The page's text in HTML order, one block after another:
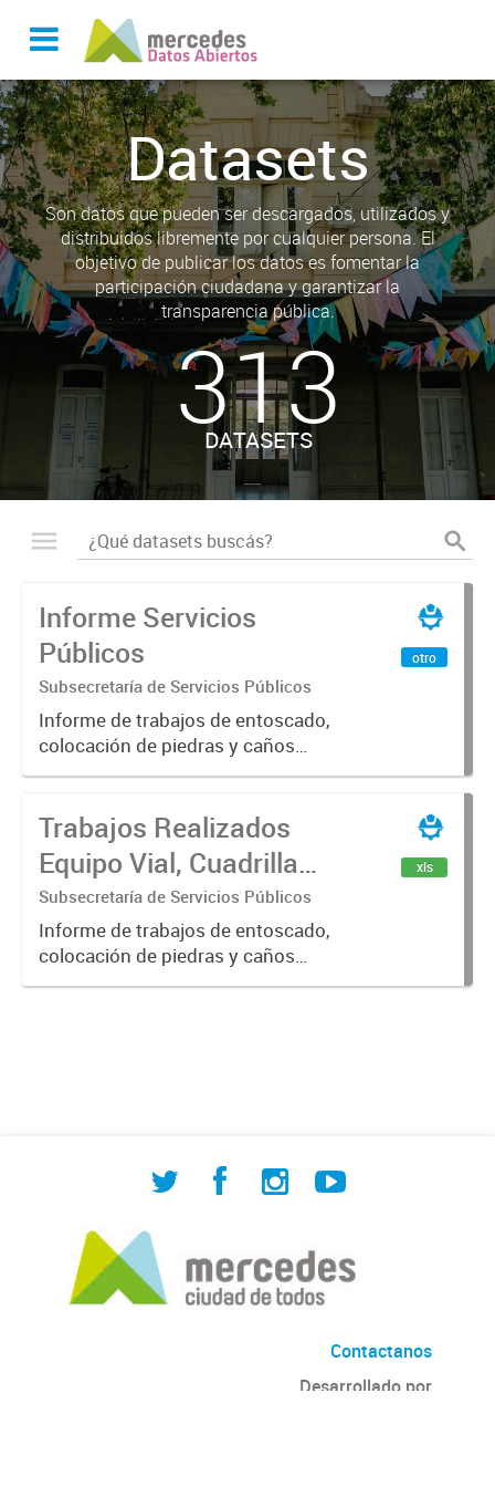
Datasets
Son datos que pueden ser descargados, utilizados y
distribuidos libremente por cualquier persona. El
objetivo de publicar los datos es fomentar la
participación ciudadana y garantizar la
transparencia pública.
313
DATASETS
Informe Servicios
Públicos
Subsecretaría de Servicios Públicos
Informe de trabajos de entoscado,
colocación de piedras y caños
(zanjeo - cruce de calles) Informe
construcción, colocación de tapa
registro, reparación...
otro
Trabajos Realizados
Equipo Vial, Cuadrilla
Bacheo, Servicio
Eléctrico - Noviembre
2021
Subsecretaría de Servicios Públicos
Informe de trabajos de entoscado,
colocación de piedras y caños
(zanjeo - cruce de calles) Informe
xls
Contactanos
Desarrollado por